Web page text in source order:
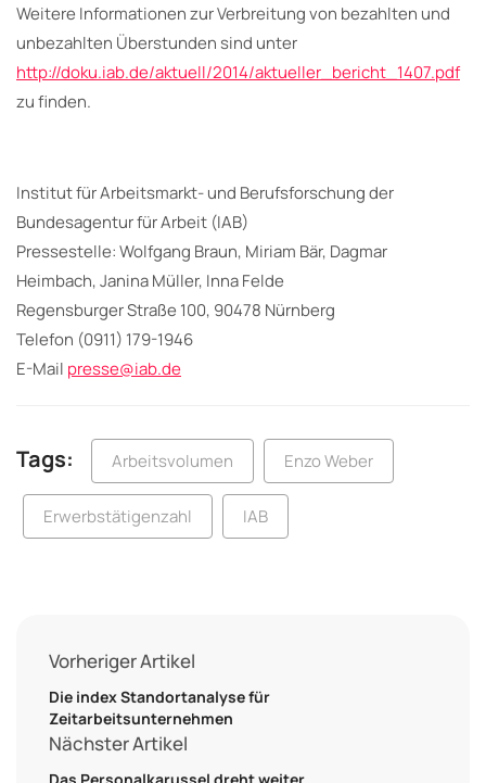
Weitere Informationen zur Verbreitung von bezahlten und
unbezahlten Überstunden sind unter
http://doku.iab.de/aktuell/2014/aktueller_bericht_1407.pdf
zu finden.
Institut für Arbeitsmarkt- und Berufsforschung der
Bundesagentur für Arbeit (IAB)
Pressestelle: Wolfgang Braun, Miriam Bär, Dagmar
Heimbach, Janina Müller, Inna Felde
Regensburger Straße 100, 90478 Nürnberg
Telefon (0911) 179-1946
E-Mail presse@iab.de
Tags: Arbeitsvolumen Enzo Weber
Erwerbstätigenzahl IAB
Vorheriger Artikel
Die index Standortanalyse für
Zeitarbeitsunternehmen
Nächster Artikel
Das Personalkarussel dreht weiter